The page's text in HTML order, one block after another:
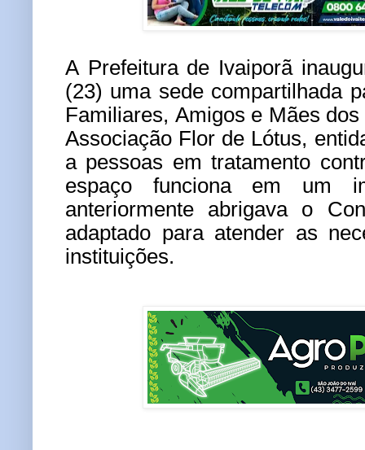
A Prefeitura de Ivaiporã
(23) uma sede compartilhada
Familiares, Amigos e Mães
Associação Flor de Lótus,
a pessoas em tratamento
espaço funciona em um
anteriormente abrigava o
adaptado para atender as
instituições.